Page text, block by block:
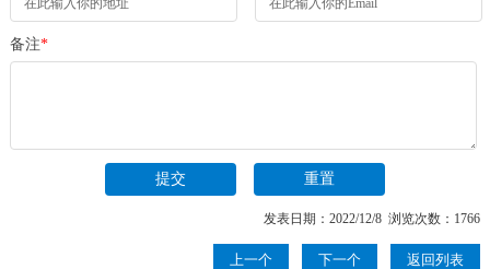
备注*
发表日期：2022/12/8 浏览次数：1766
上一个 下一个 返回列表